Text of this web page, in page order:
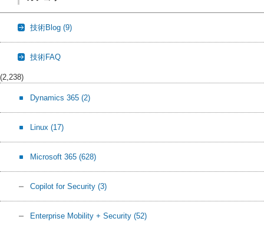
技術Blog (9)
技術FAQ
(2,238)
Dynamics 365 (2)
Linux (17)
Microsoft 365 (628)
Copilot for Security (3)
Enterprise Mobility + Security (52)